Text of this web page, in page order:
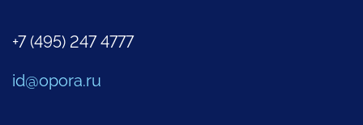
+7 (495) 247 4777
id@opora.ru